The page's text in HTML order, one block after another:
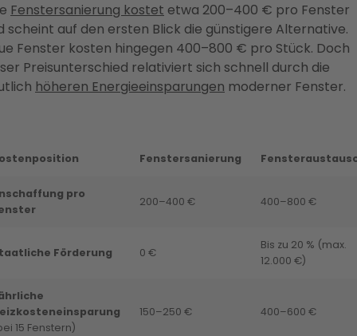
Fenstersanierung kostet etwa 200–400 € pro Fenster
scheint auf den ersten Blick die günstigere Alternative.
Fenster kosten hingegen 400–800 € pro Stück. Doch
Preisunterschied relativiert sich schnell durch die
höheren Energieeinsparungen moderner Fenster.
Fenstersanierung
pro
200–400 € 400–800 €
Förderung 0 €
Bis zu 20 % (max.
12.000 €)
15 Fenstern)
150–250 € 400–600 €